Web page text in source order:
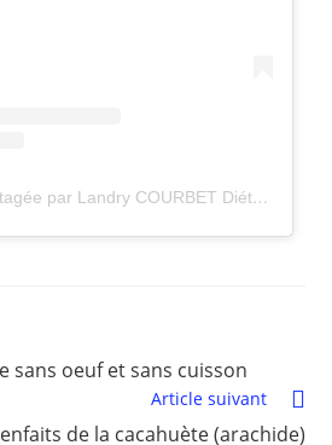
Une publication partagée par Landry COURBET Diététicien (@landryfitnutrition)
sans oeuf et sans cuisson
Article suivant
de la cacahuète (arachide)